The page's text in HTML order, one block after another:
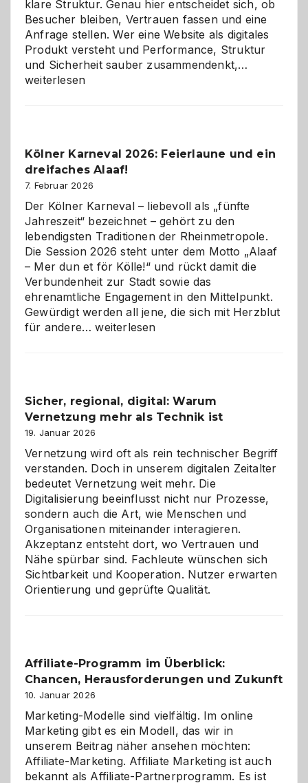
klare Struktur. Genau hier entscheidet sich, ob
Besucher bleiben, Vertrauen fassen und eine
Anfrage stellen. Wer eine Website als digitales
Produkt versteht und Performance, Struktur
und Sicherheit sauber zusammendenkt,…
geworden
weiterlesen
Kölner Karneval 2026: Feierlaune und ein
dreifaches Alaaf!
7. Februar 2026
Der Kölner Karneval – liebevoll als „fünfte
Jahreszeit“ bezeichnet – gehört zu den
lebendigsten Traditionen der Rheinmetropole.
Die Session 2026 steht unter dem Motto „Alaaf
– Mer dun et för Kölle!“ und rückt damit die
Verbundenheit zur Stadt sowie das
ehrenamtliche Engagement in den Mittelpunkt.
Gewürdigt werden all jene, die sich mit Herzblut
für andere…Kölner
ein
dreifaches
Alaaf!
weiterlesen
Sicher, regional, digital: Warum
Vernetzung mehr als Technik ist
19. Januar 2026
Vernetzung wird oft als rein technischer Begriff
verstanden. Doch in unserem digitalen Zeitalter
bedeutet Vernetzung weit mehr. Die
Digitalisierung beeinflusst nicht nur Prozesse,
sondern auch die Art, wie Menschen und
Organisationen miteinander interagieren.
Akzeptanz entsteht dort, wo Vertrauen und
Nähe spürbar sind. Fachleute wünschen sich
Sichtbarkeit und Kooperation. Nutzer erwarten
Orientierung und geprüfte Qualität.
Affiliate-Programm im Überblick:
Chancen, Herausforderungen und Zukunft
10. Januar 2026
Marketing-Modelle sind vielfältig. Im online
Marketing gibt es ein Modell, das wir in
unserem Beitrag näher ansehen möchten:
Affiliate-Marketing. Affiliate Marketing ist auch
bekannt als Affiliate-Partnerprogramm. Es ist